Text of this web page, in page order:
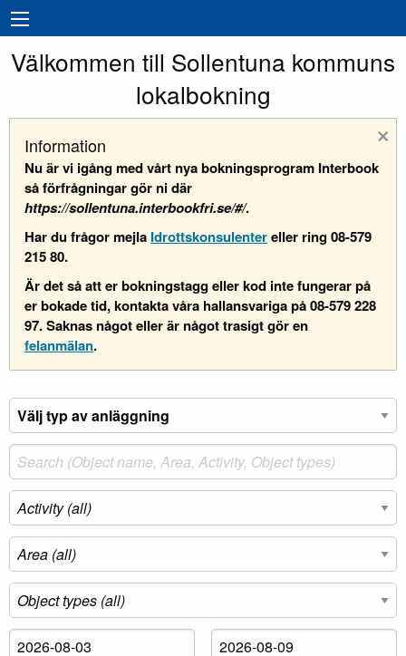
Välkommen till Sollentuna kommuns
lokalbokning
×
Information
Nu är vi igång med vårt nya bokningsprogram Interbook
så förfrågningar gör ni där
https://sollentuna.interbookfri.se/#/.
Har du frågor mejla Idrottskonsulentereller ring 08-579
215 80.
Är det så att er bokningstagg eller kod inte fungerar på
er bokade tid, kontakta våra hallansvariga på 08-579 228
97. Saknas något eller är något trasigt gör en
felanmälan.